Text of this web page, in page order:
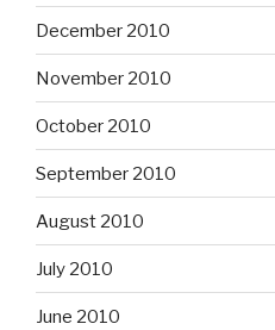
December 2010
November 2010
October 2010
September 2010
August 2010
July 2010
June 2010